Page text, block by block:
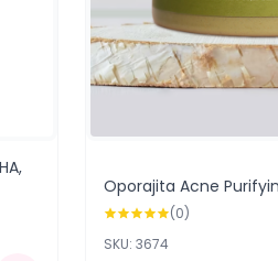
Oporajita Acne
(0)
SKU: 3674